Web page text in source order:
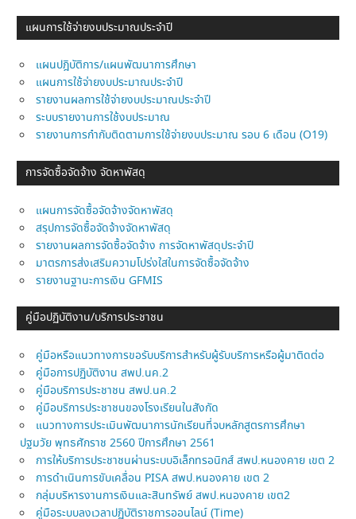
แผนการใช้จ่ายงบประมาณประจำปี
แผนปฎิบัติการ/แผนพัฒนาการศึกษา
แผนการใช้จ่ายงบประมาณประจำปี
รายงานผลการใช้จ่ายงบประมาณประจำปี
ระบบรายงานการใช้งบประมาณ
รายงานการกำกับติดตามการใช้จ่ายงบประมาณ รอบ 6 เดือน (O19)
การจัดซื้อจัดจ้าง จัดหาพัสดุ
แผนการจัดซื้อจัดจ้างจัดหาพัสดุ
สรุปการจัดซื้อจัดจ้างจัดหาพัสดุ
รายงานผลการจัดซื้อจัดจ้าง การจัดหาพัสดุประจำปี
มาตรการส่งเสริมความโปร่งใสในการจัดซื้อจัดจ้าง
รายงานฐานะการเงิน GFMIS
คู่มือปฏิบัติงาน/บริการประชาชน
คู่มือหรือแนวทางการขอรับบริการสำหรับผู้รับบริการหรือผู้มาติดต่อ
คู่มือการปฏิบัติงาน สพป.นค.2
คู่มือบริการประชาชน สพป.นค.2
คู่มือบริการประชาชนของโรงเรียนในสังกัด
แนวทางการประเมินพัฒนาการนักเรียนที่จบหลักสูตรการศึกษา
ปฐมวัย พุทธศักราช 2560 ปีการศึกษา 2561
การให้บริการประชาชนผ่านระบบอิเล็กทรอนิกส์ สพป.หนองคาย เขต 2
การดำเนินการขับเคลื่อน PISA สพป.หนองคาย เขต 2
กลุ่มบริหารงานการเงินและสินทรัพย์ สพป.หนองคาย เขต2
คู่มือระบบลงเวลาปฏิบัติราชการออนไลน์ (Time)